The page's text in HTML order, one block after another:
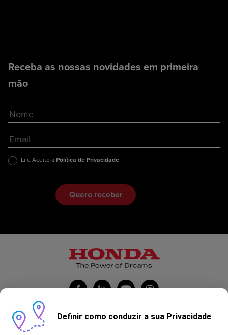
Receba as nossas novidades em primeira
mão
Li e Aceito a Política de Privacidade.
Definir como conduzir a sua Privacidade